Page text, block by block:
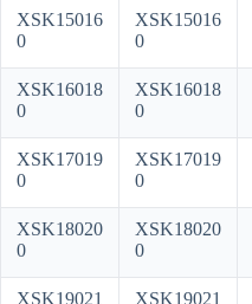
XSK15016
0
XSK15016
0
XSK16018
0
XSK16018
0
XSK17019
0
XSK17019
0
XSK18020
0
XSK18020
0
XSK19021
XSK19021